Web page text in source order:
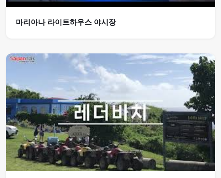
마리아나 라이트하우스 야시장